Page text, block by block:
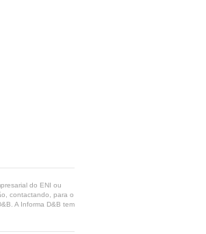
do ENI ou
contactando, para o
A Informa D&B tem